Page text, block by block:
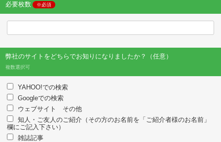
必要枚数 ※必須
弊社のサイトをどちらでお知りになりましたか？（任意）
複数選択可
YAHOO!での検索
Googleでの検索
ウェブサイト その他
知人・ご友人のご紹介（その方のお名前を「ご紹介者様のお名前」
欄にご記入下さい）
雑誌記事